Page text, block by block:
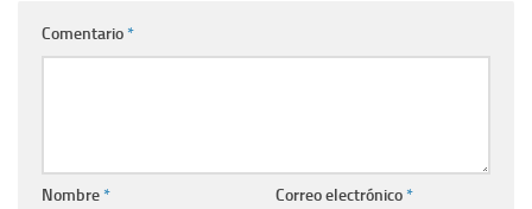
Comentario*
Nombre* Correo electrónico*